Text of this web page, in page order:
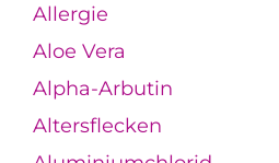
Allergie
Aloe Vera
Alpha-Arbutin
Altersflecken